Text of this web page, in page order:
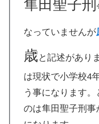
隼田聖子
なっていませんが
歳 と記述があり
は現状で小学校4
う事になります
のは隼田聖子刑